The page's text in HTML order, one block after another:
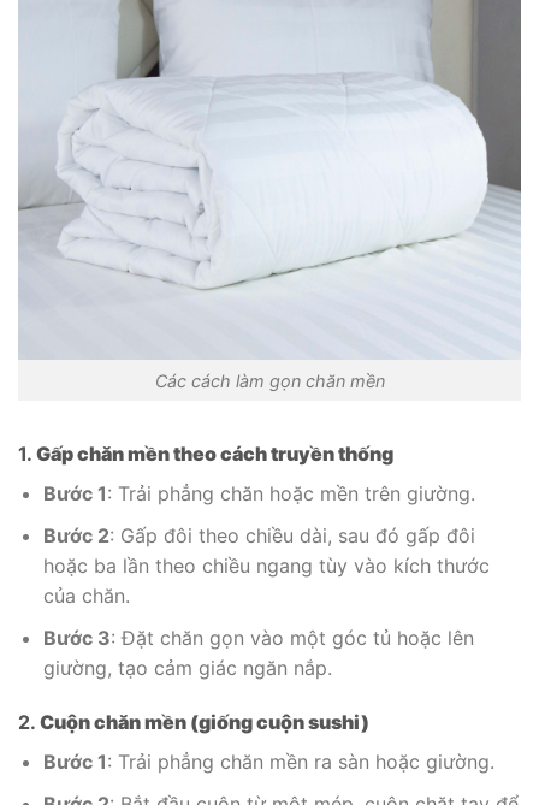
Các cách làm gọn chăn mền
1. Gấp chăn mền theo cách truyền thống
Bước 1: Trải phẳng chăn hoặc mền trên giường.
Bước 2: Gấp đôi theo chiều dài, sau đó gấp đôi
hoặc ba lần theo chiều ngang tùy vào kích thước
của chăn.
Bước 3: Đặt chăn gọn vào một góc tủ hoặc lên
giường, tạo cảm giác ngăn nắp.
2. Cuộn chăn mền (giống cuộn sushi)
Bước 1: Trải phẳng chăn mền ra sàn hoặc giường.